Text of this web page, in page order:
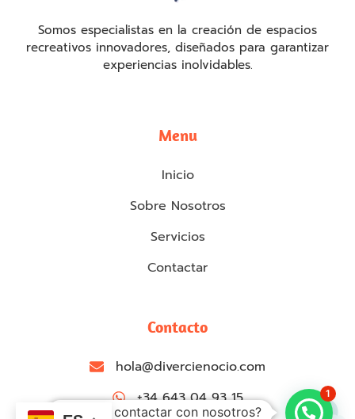
Somos especialistas en la creación de espacios
recreativos innovadores, diseñados para garantizar
experiencias inolvidables.
Menu
Inicio
Sobre Nosotros
Servicios
Contactar
Contacto
hola@divercienocio.com
+34 643 04 93 15
¿Quieres contactar con nosotros?
1